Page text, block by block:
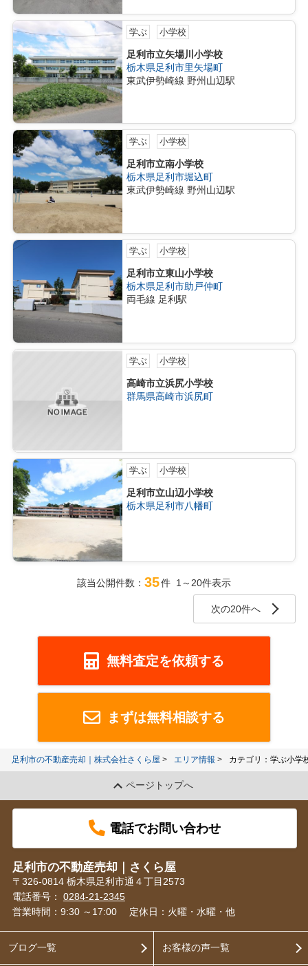
学ぶ 小学校
足利市立矢場川小学校
栃木県足利市里矢場町
東武伊勢崎線 野州山辺駅
学ぶ 小学校
足利市立南小学校
栃木県足利市堀込町
東武伊勢崎線 野州山辺駅
学ぶ 小学校
足利市立東山小学校
栃木県足利市助戸仲町
両毛線 足利駅
学ぶ 小学校
高崎市立浜尻小学校
群馬県高崎市浜尻町
学ぶ 小学校
足利市立山辺小学校
栃木県足利市八幡町
該当公開件数： 35件 1～20件表示
次の20件へ
無料査定を依頼する
まずは無料相談する
足利市の不動産売却｜株式会社さくら屋 エリア情報 カテゴリ：学ぶ小学
ページトップへ
電話でお問い合わせ
足利市の不動産売却｜さくら屋
〒326-0814 栃木県足利市通４丁目2573
電話番号： 0284-21-2345
営業時間：9:30 ～17:00
定休日：火曜・水曜・他
ブログ一覧 お客様の声一覧